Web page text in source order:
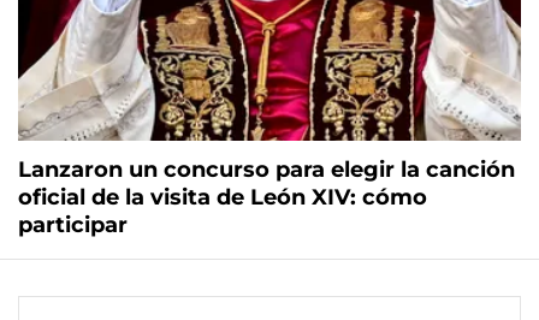
Lanzaron un concurso para elegir la canción
oficial de la visita de León XIV: cómo
participar